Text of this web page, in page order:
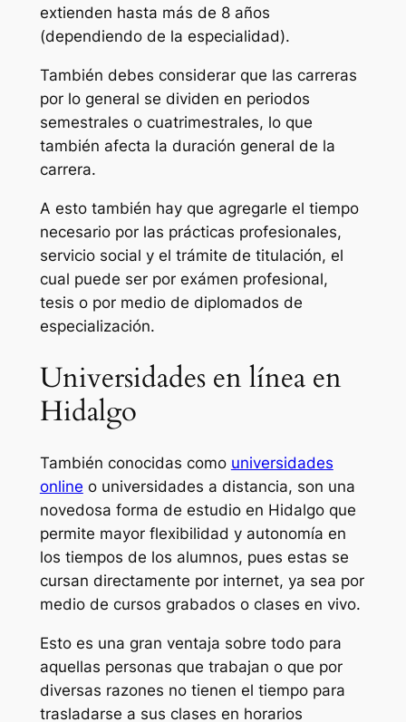
extienden hasta más de 8 años
(dependiendo de la especialidad).
También debes considerar que las carreras
por lo general se dividen en periodos
semestrales o cuatrimestrales, lo que
también afecta la duración general de la
carrera.
A esto también hay que agregarle el tiempo
necesario por las prácticas profesionales,
servicio social y el trámite de titulación, el
cual puede ser por exámen profesional,
tesis o por medio de diplomados de
especialización.
Universidades en línea en
Hidalgo
También conocidas como universidades
online o universidades a distancia, son una
novedosa forma de estudio en Hidalgo que
permite mayor flexibilidad y autonomía en
los tiempos de los alumnos, pues estas se
cursan directamente por internet, ya sea por
medio de cursos grabados o clases en vivo.
Esto es una gran ventaja sobre todo para
aquellas personas que trabajan o que por
diversas razones no tienen el tiempo para
trasladarse a sus clases en horarios